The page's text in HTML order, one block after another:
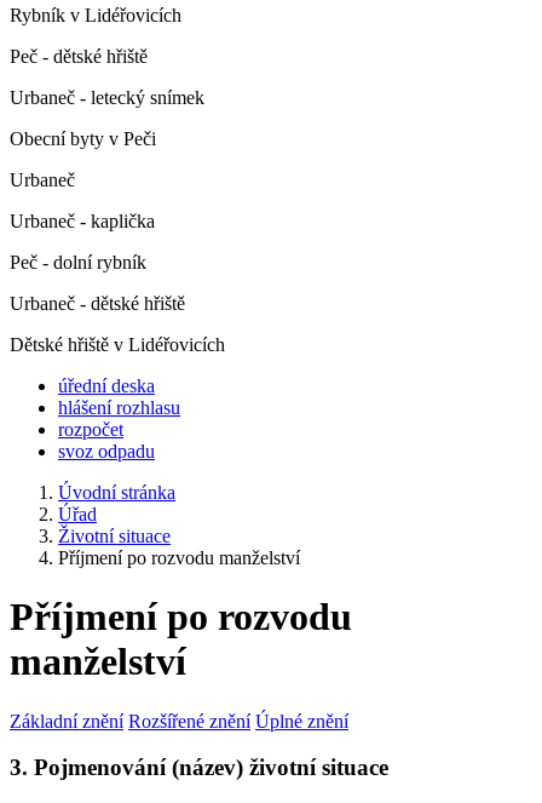
Rybník v Lidéřovicích
Peč - dětské hřiště
Urbaneč - letecký snímek
Obecní byty v Peči
Urbaneč
Urbaneč - kaplička
Peč - dolní rybník
Urbaneč - dětské hřiště
Dětské hřiště v Lidéřovicích
úřední deska
hlášení rozhlasu
rozpočet
svoz odpadu
Úvodní stránka
Úřad
Životní situace
Příjmení po rozvodu manželství
Příjmení po rozvodu
manželství
Základní znění Rozšířené znění Úplné znění
3. Pojmenování (název) životní situace